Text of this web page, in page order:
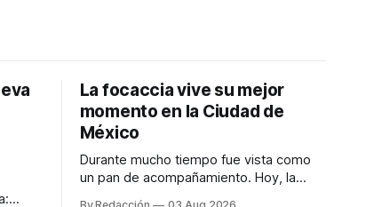
La focaccia vive su mejor
momento en la Ciudad de
México
Durante mucho tiempo fue vista como
un pan de acompañamiento. Hoy, la